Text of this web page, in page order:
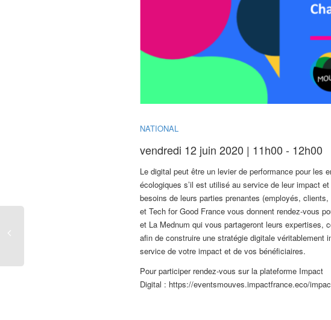
NATIONAL
vendredi 12 juin 2020 | 11h00 - 12h00
Le digital peut être un levier de performance pour les
écologiques s’il est utilisé au service de leur impact
besoins de leurs parties prenantes (employés,
et Tech for Good France vous donnent rendez-vous
et La Mednum qui vous partageront leurs expertises,
afin de construire une stratégie digitale véritablement
service de votre impact et de vos bénéficiaires.
Pour participer rendez-vous sur la plateforme Impact
Digital : https://eventsmouves.impactfrance.eco/